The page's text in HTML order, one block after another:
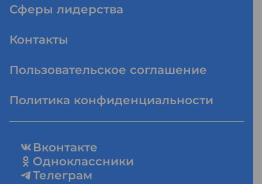
Сферы лидерства
Контакты
Пользовательское соглашение
Политика конфиденциальности
Вконтакте
Одноклассники
Телеграм